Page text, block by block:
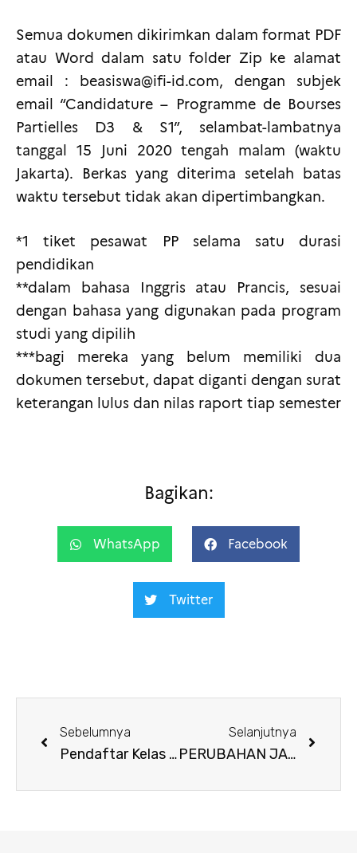
Semua dokumen dikirimkan dalam format PDF
atau Word dalam satu folder Zip ke alamat
email : beasiswa@ifi-id.com, dengan subjek
email “Candidature – Programme de Bourses
Partielles D3 & S1”, selambat-lambatnya
tanggal 15 Juni 2020 tengah malam (waktu
Jakarta). Berkas yang diterima setelah batas
waktu tersebut tidak akan dipertimbangkan.
*1 tiket pesawat PP selama satu durasi
pendidikan
**dalam bahasa Inggris atau Prancis, sesuai
dengan bahasa yang digunakan pada program
studi yang dipilih
***bagi mereka yang belum memiliki dua
dokumen tersebut, dapat diganti dengan surat
keterangan lulus dan nilas raport tiap semester
Bagikan:
WhatsApp Facebook
Twitter
Sebelumnya
Pendaftar Kelas Inisiasi ke-1.000, Selamat!
Selanjutnya
PERUBAHAN JADWAL UJIAN DELF-DALF 2020